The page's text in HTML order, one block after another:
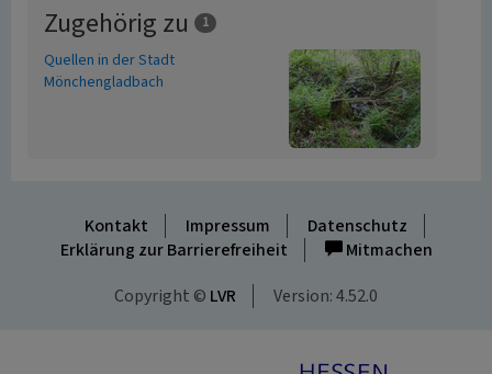
Zugehörig zu 1
Quellen in der Stadt
Mönchengladbach
Kontakt Impressum
Datenschutz
Erklärung zur Barrierefreiheit
Mitmachen
Copyright © LVR Version: 4.52.0